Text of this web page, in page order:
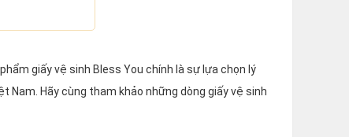
giấy vệ sinh Bless You chính là sự lựa chọn lý
Nam. Hãy cùng tham khảo những dòng giấy vệ sinh